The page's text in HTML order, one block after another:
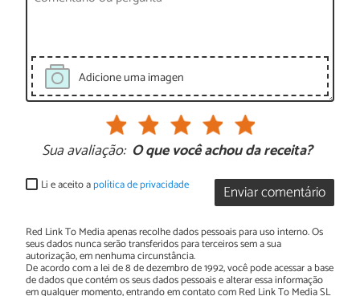
Adicione uma imagen
Sua avaliação: O que você achou da receita?
Enviar comentário
Li e aceito apolítica de privacidade
Red Link To Media apenas recolhe dados pessoais para uso interno. Os
seus dados nunca serão transferidos para terceiros sem a sua
autorização, em nenhuma circunstância.
De acordo com a lei de 8 de dezembro de 1992, você pode acessar a base
de dados que contém os seus dados pessoais e alterar essa informação